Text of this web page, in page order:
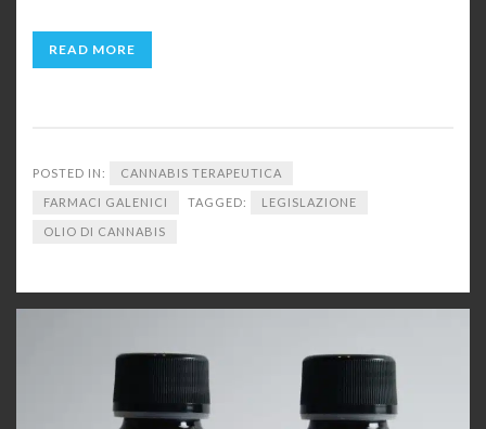
READ MORE
POSTED IN: CANNABIS TERAPEUTICA
FARMACI GALENICI TAGGED: LEGISLAZIONE
OLIO DI CANNABIS